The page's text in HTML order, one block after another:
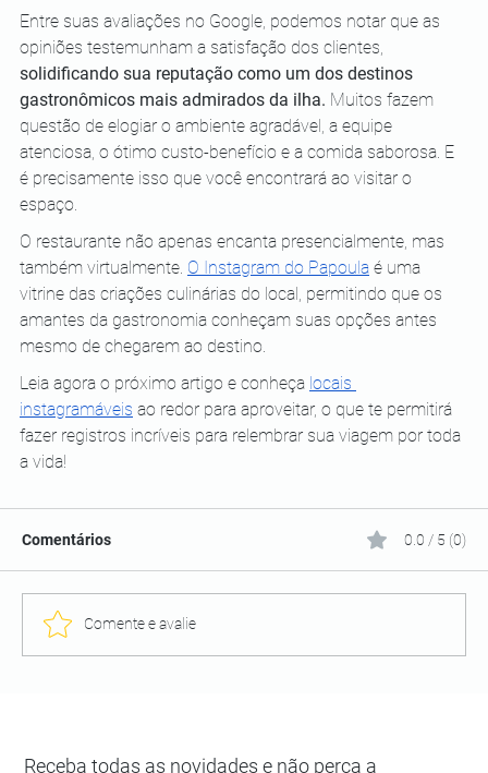
Entre suas avaliações no Google, podemos notar que as
opiniões testemunham a satisfação dos clientes,
solidificando sua reputação como um dos destinos
gastronômicos mais admirados da ilha. Muitos fazem
questão de elogiar o ambiente agradável, a equipe
atenciosa, o ótimo custo-benefício e a comida saborosa. E
é precisamente isso que você encontrará ao visitar o
espaço.
O restaurante não apenas encanta presencialmente, mas
também virtualmente. O Instagram do Papoula é uma
vitrine das criações culinárias do local, permitindo que os
amantes da gastronomia conheçam suas opções antes
mesmo de chegarem ao destino.
Leia agora o próximo artigo e conheça locais
instagramáveis ao redor para aproveitar, o que te permitirá
fazer registros incríveis para relembrar sua viagem por toda
a vida!
Comentários 0.0 / 5 (0)
Comente e avalie
Receba todas as novidades e não perca a